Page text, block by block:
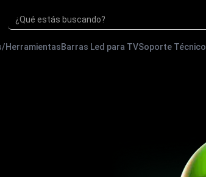
¿Qué estás buscando?
HerramientasBarras Led para TVSoporte Técnico